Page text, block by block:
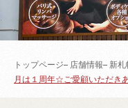
トップページ 店舗情報 新札
月は１周年☆ご愛顧いただき